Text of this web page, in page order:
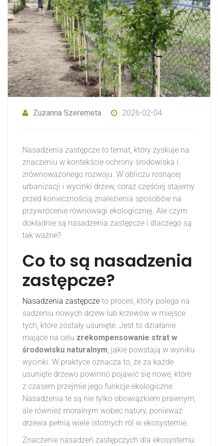
Zuzanna Szeremeta 2026-02-04
Nasadzenia zastępcze to temat, który zyskuje na
znaczeniu w kontekście ochrony środowiska i
zrównoważonego rozwoju. W obliczu rosnącej
urbanizacji i wycinki drzew, coraz częściej stajemy
przed koniecznością znalezienia sposobów na
przywrócenie równowagi ekologicznej. Ale czym
dokładnie są nasadzenia zastępcze i dlaczego są
tak ważne?
Co to są nasadzenia
zastępcze?
Nasadzenia zastępcze to proces, który polega na
sadzeniu nowych drzew lub krzewów w miejsce
tych, które zostały usunięte. Jest to działanie
mające na celu zrekompensowanie strat w
środowisku naturalnym, jakie powstają w wyniku
wycinki. W praktyce oznacza to, że za każde
usunięte drzewo powinno pojawić się nowe, które
z czasem przejmie jego funkcje ekologiczne.
Nasadzenia te są nie tylko obowiązkiem prawnym,
ale również moralnym wobec natury, ponieważ
drzewa pełnią wiele istotnych ról w ekosystemie.
Znaczenie nasadzeń zastępczych dla ekosystemu